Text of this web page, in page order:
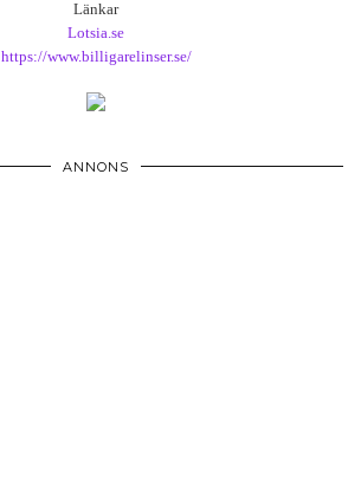
Länkar
Lotsia.se
https://www.billigarelinser.se/
ANNONS